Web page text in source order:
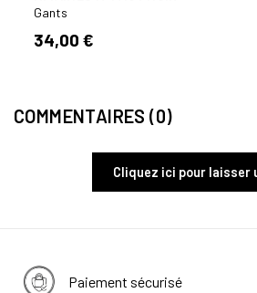
Gants
34,00 €
COMMENTAIRES (0)
Cliquez ici pour laisser
Paiement sécurisé